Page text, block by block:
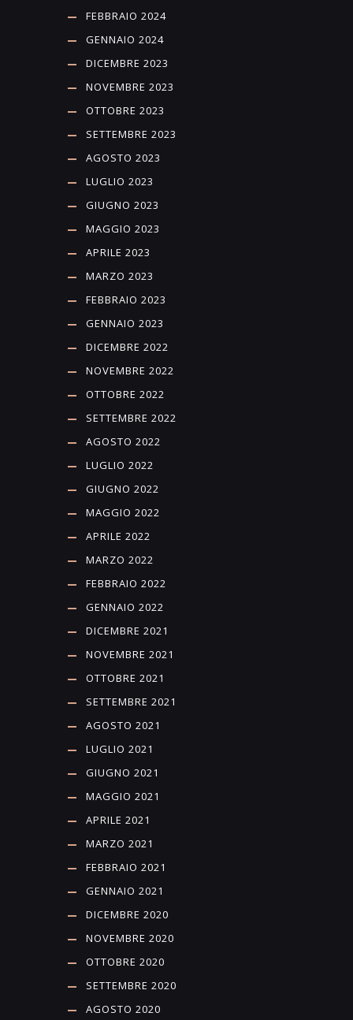
FEBBRAIO 2024
GENNAIO 2024
DICEMBRE 2023
NOVEMBRE 2023
OTTOBRE 2023
SETTEMBRE 2023
AGOSTO 2023
LUGLIO 2023
GIUGNO 2023
MAGGIO 2023
APRILE 2023
MARZO 2023
FEBBRAIO 2023
GENNAIO 2023
DICEMBRE 2022
NOVEMBRE 2022
OTTOBRE 2022
SETTEMBRE 2022
AGOSTO 2022
LUGLIO 2022
GIUGNO 2022
MAGGIO 2022
APRILE 2022
MARZO 2022
FEBBRAIO 2022
GENNAIO 2022
DICEMBRE 2021
NOVEMBRE 2021
OTTOBRE 2021
SETTEMBRE 2021
AGOSTO 2021
LUGLIO 2021
GIUGNO 2021
MAGGIO 2021
APRILE 2021
MARZO 2021
FEBBRAIO 2021
GENNAIO 2021
DICEMBRE 2020
NOVEMBRE 2020
OTTOBRE 2020
SETTEMBRE 2020
AGOSTO 2020